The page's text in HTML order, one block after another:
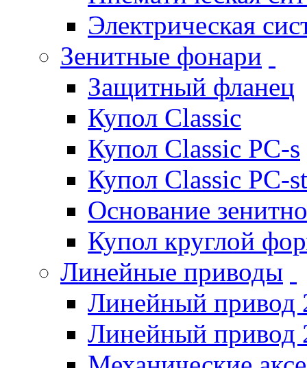
Электрическая
Зенитные фонари
Защитный фланец
Купол Classic
Купол Classic PC-s
Купол Classic PC-st
Основание
Купол круглой
Линейные приводы
Линейный привод
Линейный привод